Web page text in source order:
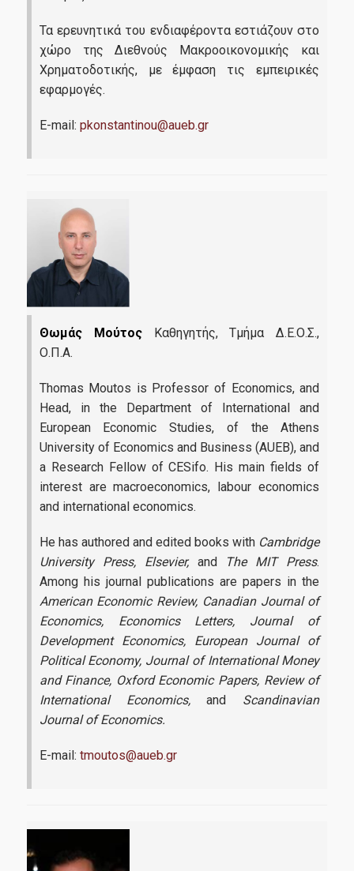
Τα ερευνητικά του ενδιαφέροντα εστιάζουν στο
χώρο της Διεθνούς Μακροοικονομικής και
Χρηματοδοτικής, με έμφαση τις εμπειρικές
εφαρμογές.
E-mail: pkonstantinou@aueb.gr
Θωμάς Μούτος
Καθηγητής, Τμήμα Δ.Ε.Ο.Σ.,
Ο.Π.Α.
Thomas Moutos is Professor of Economics, and
Head, in the Department of International and
European Economic Studies, of the Athens
University of Economics and Business (AUEB), and
a Research Fellow of CESifo. His main fields of
interest are macroeconomics, labour economics
and international economics.
He has authored and edited books with Cambridge
University Press, Elsevier, and The MIT Press.
Among his journal publications are papers in the
American Economic Review, Canadian Journal of
Economics, Economics Letters, Journal of
Development Economics, European Journal of
Political Economy, Journal of International Money
and Finance, Oxford Economic Papers, Review of
International Economics,and Scandinavian
Journal of Economics.
E-mail: tmoutos@aueb.gr